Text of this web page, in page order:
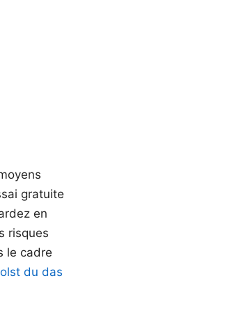
gratuite
en
risques
le cadre
du das